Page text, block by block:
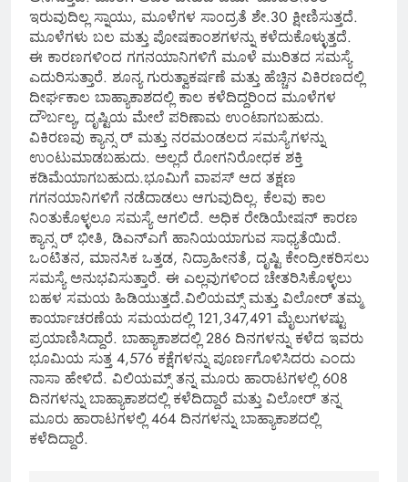
ಇರುವುದಿಲ್ಲ ಸ್ನಾಯು, ಮೂಳೆಗಳ ಸಾಂದ್ರತೆ ಶೇ.30 ಕ್ಷೀಣಿಸುತ್ತದೆ.
ಮೂಳೆಗಳು ಬಲ ಮತ್ತು ಪೋಷಕಾಂಶಗಳನ್ನು ಕಳೆದುಕೊಳ್ಳುತ್ತದೆ.
ಈ ಕಾರಣಗಳಿಂದ ಗಗನಯಾನಿಗಳಿಗೆ ಮೂಳೆ ಮುರಿತದ ಸಮಸ್ಯೆ
ಎದುರಿಸುತ್ತಾರೆ. ಶೂನ್ಯ ಗುರುತ್ವಾಕರ್ಷಣೆ ಮತ್ತು ಹೆಚ್ಚಿನ ವಿಕಿರಣದಲ್ಲಿ
ದೀರ್ಘಕಾಲ ಬಾಹ್ಯಾಕಾಶದಲ್ಲಿ ಕಾಲ ಕಳೆದಿದ್ದರಿಂದ ಮೂಳೆಗಳ
ದೌರ್ಬಲ್ಯ, ದೃಷ್ಟಿಯ ಮೇಲೆ ಪರಿಣಾಮ ಉಂಟಾಗಬಹುದು.
ವಿಕಿರಣವು ಕ್ಯಾನ್ಸ ರ್ ಮತ್ತು ನರಮಂಡಲದ ಸಮಸ್ಯೆಗಳನ್ನು
ಉಂಟುಮಾಡಬಹುದು. ಅಲ್ಲದೆ ರೋಗನಿರೋಧಕ ಶಕ್ತಿ
ಕಡಿಮೆಯಾಗಬಹುದು.ಭೂಮಿಗೆ ವಾಪಸ್ ಆದ ತಕ್ಷಣ
ಗಗನಯಾನಿಗಳಿಗೆ ನಡೆದಾಡಲು ಆಗುವುದಿಲ್ಲ. ಕೆಲವು ಕಾಲ
ನಿಂತುಕೊಳ್ಳಲೂ ಸಮಸ್ಯೆ ಆಗಲಿದೆ. ಅಧಿಕ ರೇಡಿಯೇಷನ್ ಕಾರಣ
ಕ್ಯಾನ್ಸ ರ್ ಭೀತಿ, ಡಿಎನ್ಎಗೆ ಹಾನಿಯಯಾಗುವ ಸಾಧ್ಯತೆಯಿದೆ.
ಒಂಟಿತನ, ಮಾನಸಿಕ ಒತ್ತಡ, ನಿದ್ರಾಹೀನತೆ, ದೃಷ್ಟಿ ಕೇಂದ್ರೀಕರಿಸಲು
ಸಮಸ್ಯೆ ಅನುಭವಿಸುತ್ತಾರೆ. ಈ ಎಲ್ಲವುಗಳಿಂದ ಚೇತರಿಸಿಕೊಳ್ಳಲು
ಬಹಳ ಸಮಯ ಹಿಡಿಯುತ್ತದೆ.ವಿಲಿಯಮ್ಸ್ ಮತ್ತು ವಿಲೋರ್ ತಮ್ಮ
ಕಾರ್ಯಾಚರಣೆಯ ಸಮಯದಲ್ಲಿ 121,347,491 ಮೈಲುಗಳಷ್ಟು
ಪ್ರಯಾಣಿಸಿದ್ದಾರೆ. ಬಾಹ್ಯಾಕಾಶದಲ್ಲಿ 286 ದಿನಗಳನ್ನು ಕಳೆದ ಇವರು
ಭೂಮಿಯ ಸುತ್ತ 4,576 ಕಕ್ಷೆಗಳನ್ನು ಪೂರ್ಣಗೊಳಿಸಿದರು ಎಂದು
ನಾಸಾ ಹೇಳಿದೆ. ವಿಲಿಯಮ್ಸ್ ತನ್ನ ಮೂರು ಹಾರಾಟಗಳಲ್ಲಿ 608
ದಿನಗಳನ್ನು ಬಾಹ್ಯಾಕಾಶದಲ್ಲಿ ಕಳೆದಿದ್ದಾರೆ ಮತ್ತು ವಿಲೋರ್ ತನ್ನ
ಮೂರು ಹಾರಾಟಗಳಲ್ಲಿ 464 ದಿನಗಳನ್ನು ಬಾಹ್ಯಾಕಾಶದಲ್ಲಿ
ಕಳೆದಿದ್ದಾರೆ.